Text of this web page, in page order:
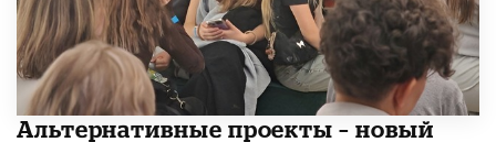
Альтернативные проекты – новый